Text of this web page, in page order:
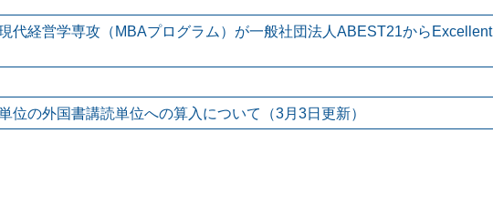
代経営学専攻（MBAプログラム）が一般社団法人ABEST21からExcellent
位の外国書講読単位への算入について（3月3日更新）